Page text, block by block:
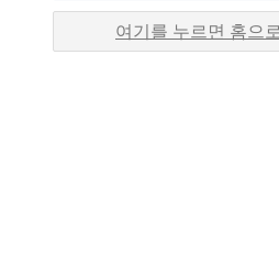
여기를 누르면 홈으